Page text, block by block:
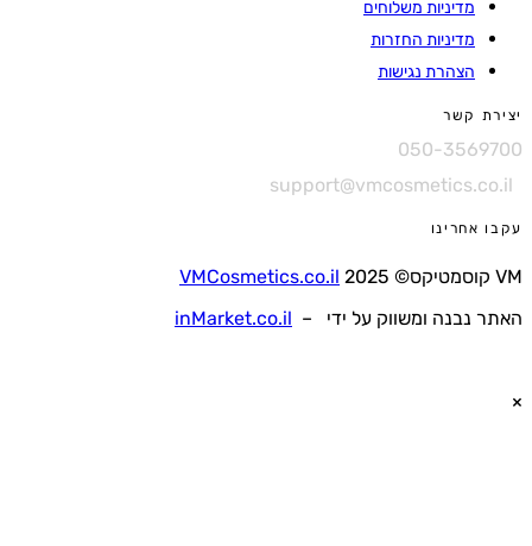
מדיניות משלוחים
מדיניות החזרות
הצהרת נגישות
קשר
050-
אחרינו
VMCosmetics.co.il
נבנה ומשווק על ידי –inMarket.co.il